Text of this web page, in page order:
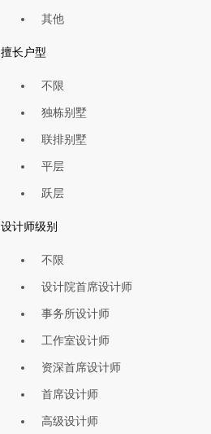
其他
擅长户型
不限
独栋别墅
联排别墅
平层
跃层
设计师级别
不限
设计院首席设计师
事务所设计师
工作室设计师
资深首席设计师
首席设计师
高级设计师